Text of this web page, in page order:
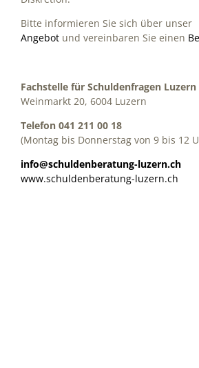
Bitte informieren Sie sich über unser
Angebot und vereinbaren Sie einen
Fachstelle für Schuldenfragen Luzern
Weinmarkt 20, 6004 Luzern
Telefon 041 211 00 18
(Montag bis Donnerstag von 9 bis 12
info@schuldenberatung-luzern.ch
www.schuldenberatung-luzern.ch